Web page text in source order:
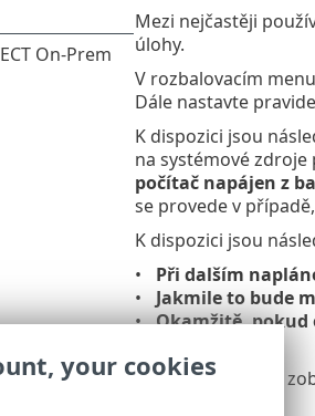
Mezi nejčastěji
úlohy.
V rozbalovacím menu
Dále nastavte
K dispozici jsou
na systémové
počítač napájen z
se provede v
K dispozici jsou
Při dalším
Jakmile to bude
Okamžitě,
V dalším kroku se
your cookies